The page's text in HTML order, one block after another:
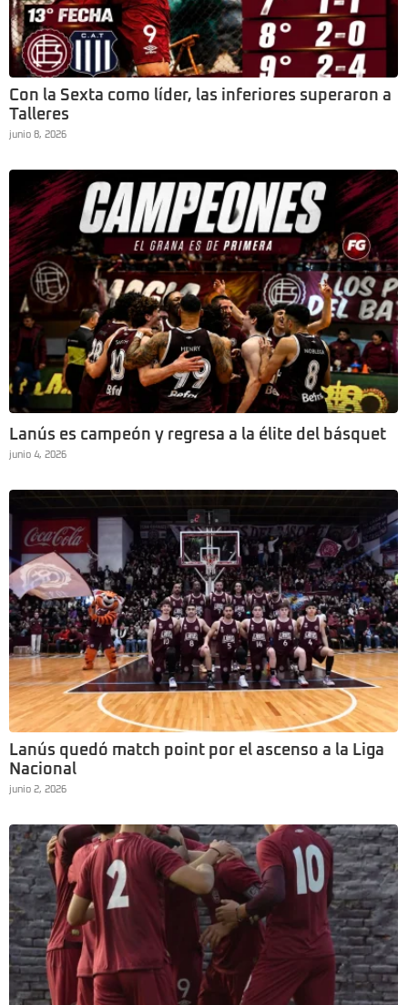
Con la Sexta como líder, las inferiores superaron a
Talleres
junio 8, 2026
Lanús es campeón y regresa a la élite del básquet
junio 4, 2026
Lanús quedó match point por el ascenso a la Liga
Nacional
junio 2, 2026